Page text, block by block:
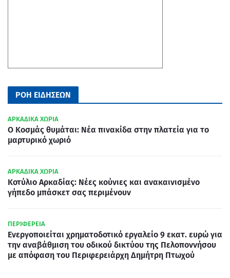
ΡΟΗ ΕΙΔΗΣΕΩΝ
ΑΡΚΑΔΙΚΑ ΧΩΡΙΑ
Ο Κοσμάς θυμάται: Νέα πινακίδα στην πλατεία για το
μαρτυρικό χωριό
ΑΡΚΑΔΙΚΑ ΧΩΡΙΑ
Κοτύλιο Αρκαδίας: Νέες κούνιες και ανακαινισμένο
γήπεδο μπάσκετ σας περιμένουν
ΠΕΡΙΦΕΡΕΙΑ
Ενεργοποιείται χρηματοδοτικό εργαλείο 9 εκατ. ευρώ για
την αναβάθμιση του οδικού δικτύου της Πελοποννήσου
με απόφαση του Περιφερειάρχη Δημήτρη Πτωχού